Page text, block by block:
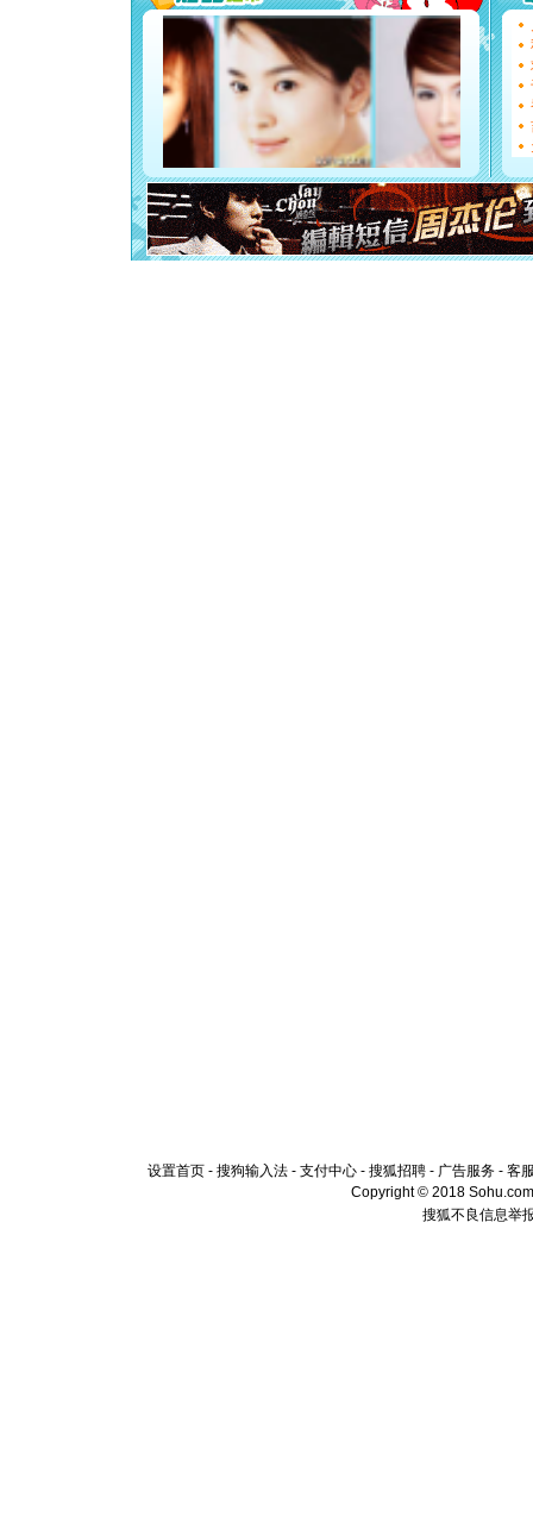
[圣诞节]
能正大
都要快乐
[圣诞节]
如意,快
[元旦]
看
断电。
你是我
[元旦]如
起；二是
离。水晶
[元旦]当
泣，这痛
设置首页 - 搜狗输入法 - 支付中心 - 搜狐招聘 - 广告服务 - 客
Copyright © 2018
搜狐不良信息举